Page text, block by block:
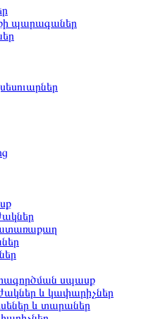
պարագաներ
սպասք
և կափարիչներ
և տարաներ